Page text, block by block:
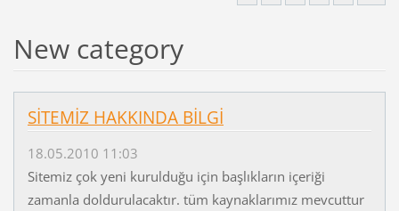
New category
SİTEMİZ HAKKINDA BİLGİ
18.05.2010 11:03
Sitemiz çok yeni kurulduğu için başlıkların içeriği
zamanla doldurulacaktır. tüm kaynaklarımız mevcuttur